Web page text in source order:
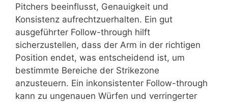
Pitchers beeinflusst, Genauigkeit und
Konsistenz aufrechtzuerhalten. Ein gut
ausgeführter Follow-through hilft
sicherzustellen, dass der Arm in der richtigen
Position endet, was entscheidend ist, um
bestimmte Bereiche der Strikezone
anzusteuern. Ein inkonsistenter Follow-through
kann zu ungenauen Würfen und verringerter